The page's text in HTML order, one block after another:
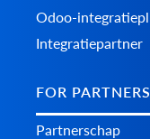
Odoo-
Integratiepartner
FOR PARTNERS
Partnerschap